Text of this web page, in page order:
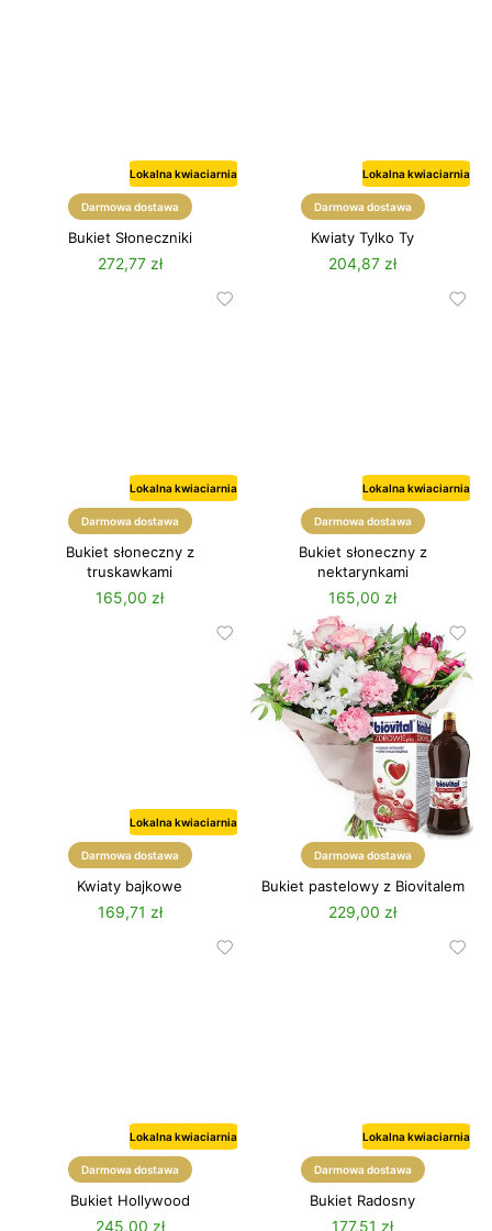
Lokalna kwiaciarnia
Lato
Darmowa dostawa
Bukiet Słoneczniki
272,77 zł
Lokalna kwiaciarnia
Darmowa dostawa
Kwiaty Tylko Ty
204,87 zł
Lokalna kwiaciarnia
Lato
Darmowa dostawa
Bukiet słoneczny z
truskawkami
165,00 zł
Lokalna kwiaciarnia
Darmowa dostawa
Bukiet słoneczny z
nektarynkami
165,00 zł
Lokalna kwiaciarnia
Darmowa dostawa
Kwiaty bajkowe
169,71 zł
Darmowa dostawa
Bukiet pastelowy z Biovitalem
229,00 zł
Lokalna kwiaciarnia
Darmowa dostawa
Bukiet Hollywood
245,00 zł
Lokalna kwiaciarnia
Darmowa dostawa
Bukiet Radosny
177,51 zł